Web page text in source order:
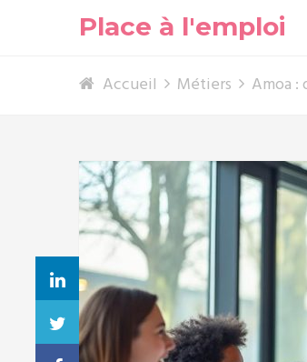
Place à l'emploi
Accueil Métiers Amoa